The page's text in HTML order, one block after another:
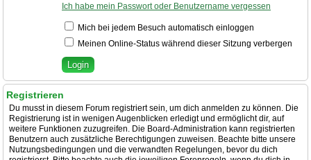
Ich habe mein Passwort oder Benutzername vergessen
Mich bei jedem Besuch automatisch einloggen
Meinen Online-Status während dieser Sitzung verbergen
Registrieren
Du musst in diesem Forum registriert sein, um dich anmelden zu können. Die
Registrierung ist in wenigen Augenblicken erledigt und ermöglicht dir, auf
weitere Funktionen zuzugreifen. Die Board-Administration kann registrierten
Benutzern auch zusätzliche Berechtigungen zuweisen. Beachte bitte unsere
Nutzungsbedingungen und die verwandten Regelungen, bevor du dich